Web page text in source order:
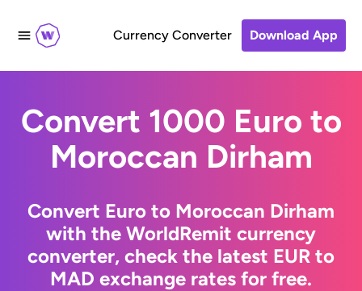
Currency Converter Download App
Convert 1000 Euro to
Moroccan Dirham
Convert Euro to Moroccan Dirham
with the WorldRemit currency
converter, check the latest EUR to
MAD exchange rates for free.